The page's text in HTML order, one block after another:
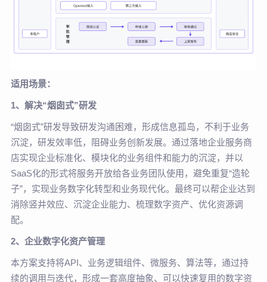
适用场景：
1、解决“烟囱式”研发
“烟囱式”研发导致研发沟通困难，形成信息孤岛，不利于业务
沉淀，研发效率低，阻碍业务创新发展。通过落地企业服务商
店实现企业标准化、模块化的业务组件和能力的沉淀，并以
SaaS化的形式将服务开放给各业务团队使用，避免重复“造轮
子”，实现业务数字化转型和业务现代化。最终可以帮企业达到
消除竖井效应、沉淀企业能力、梳理数字资产、优化资源调
配。
2、企业数字化资产管理
本方案支持将API、业务逻辑组件、微服务、算法等，通过持
续的调用与迭代，形成一套高度抽象、可以快速复用的数字资